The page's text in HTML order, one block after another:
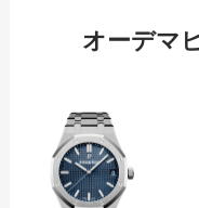
オーデマ